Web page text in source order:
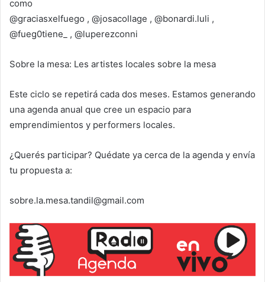
como
@graciasxelfuego , @josacollage , @bonardi.luli ,
@fueg0tiene_ , @luperezconni
Sobre la mesa: Les artistes locales sobre la mesa
Este ciclo se repetirá cada dos meses. Estamos generando
una agenda anual que cree un espacio para
emprendimientos y performers locales.
¿Querés participar? Quédate ya cerca de la agenda y envía
tu propuesta a:
sobre.la.mesa.tandil@gmail.com